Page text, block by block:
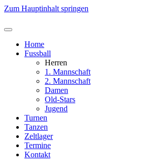
Zum Hauptinhalt springen
Home
Fussball
Herren
1. Mannschaft
2. Mannschaft
Damen
Old-Stars
Jugend
Turnen
Tanzen
Zeltlager
Termine
Kontakt